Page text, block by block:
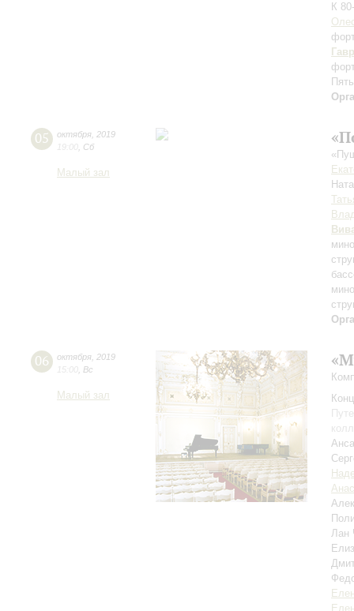
К
05 октября 2019
19:00 Сб
Малый зал
06 октября 2019
15:00 Вс
Малый зал
Лан